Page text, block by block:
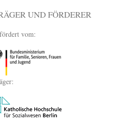
UND FÖRDERER
vom: